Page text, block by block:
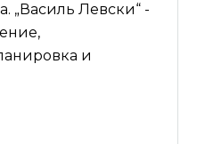
„Василь Левски“ -
и